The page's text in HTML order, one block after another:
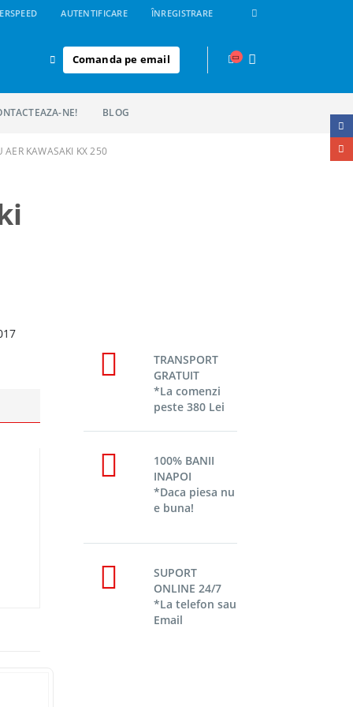
AUTENTIFICARE ÎNREGISTRARE
Comanda pe email
NE! BLOG
AER KAWASAKI KX 250
TRANSPORT
GRATUIT
*La comenzi
peste 380 Lei
100% BANII
INAPOI
*Daca piesa nu
e buna!
SUPORT
ONLINE 24/7
*La telefon sau
Email